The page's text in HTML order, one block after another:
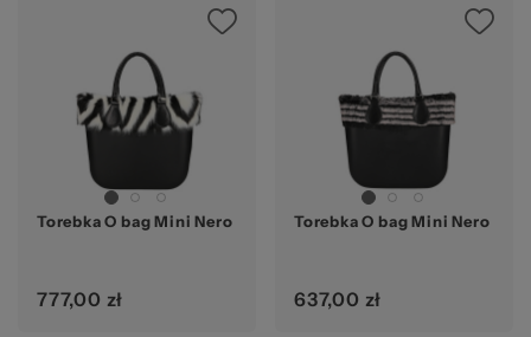
Torebka O bag Mini Nero
777,00 zł
Torebka O bag Mini Nero
637,00 zł